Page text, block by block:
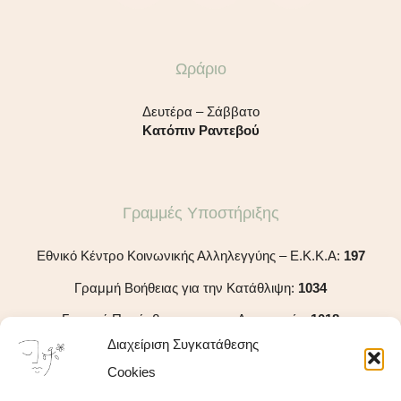
Διαχείριση Συγκατάθεσης
Cookies
d
a
g
m
Ωράριο
Δευτέρα – Σάββατο
Κατόπιν Ραντεβού
Γραμμές Υποστήριξης
Εθνικό Κέντρο Κοινωνικής Αλληλεγγύης – Ε.Κ.Κ.Α: 197
Γραμμή Βοήθειας για την Κατάθλιψη: 1034
Γραμμή Παρέμβασης για την Αυτοκτονία:1018
Γραμμή SOS:15900